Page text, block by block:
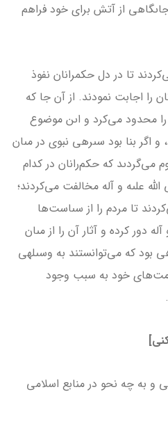
از آتش براى خود فراهم
تا در دل حكمرانان نفوذ
را اجابت نمودند. از آن جا كه
محدود مى‌كرد و اىن موضوع
و اگر بنا بود سىره­­ى نبوى در مىان
مى‌گردىد كه حكم‌رانان در كدام
علىه و آله مخالفت مى‌كردند؛
تا مردم را از سىاست‌ها
دور كرده و آثار آن را از مىان
بود كه مى‌توانستند به وسىله­ى
خود به سبب وجود
و به چه نحو در منابع اسلامى